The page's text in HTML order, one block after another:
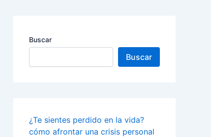
Buscar
Buscar
¿Te sientes perdido en la vida?
cómo afrontar una crisis personal